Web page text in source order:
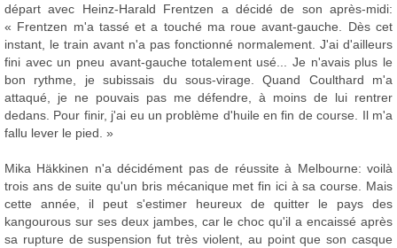
départ avec Heinz-Harald Frentzen a décidé de son après-midi:
« Frentzen m'a tassé et a touché ma roue avant-gauche. Dès cet
instant, le train avant n'a pas fonctionné normalement. J'ai d'ailleurs
fini avec un pneu avant-gauche totalement usé... Je n'avais plus le
bon rythme, je subissais du sous-virage. Quand Coulthard m'a
attaqué, je ne pouvais pas me défendre, à moins de lui rentrer
dedans. Pour finir, j'ai eu un problème d'huile en fin de course. Il m'a
fallu lever le pied. »
Mika Häkkinen n'a décidément pas de réussite à Melbourne: voilà
trois ans de suite qu'un bris mécanique met fin ici à sa course. Mais
cette année, il peut s'estimer heureux de quitter le pays des
kangourous sur ses deux jambes, car le choc qu'il a encaissé après
sa rupture de suspension fut très violent, au point que son casque